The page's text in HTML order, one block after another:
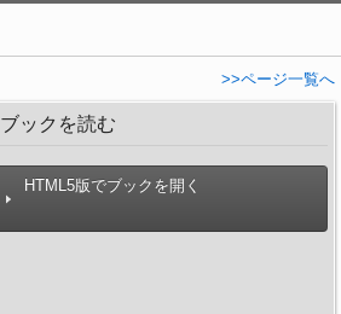
>>ページ一覧へ
ブックを読む
HTML5版でブックを開く